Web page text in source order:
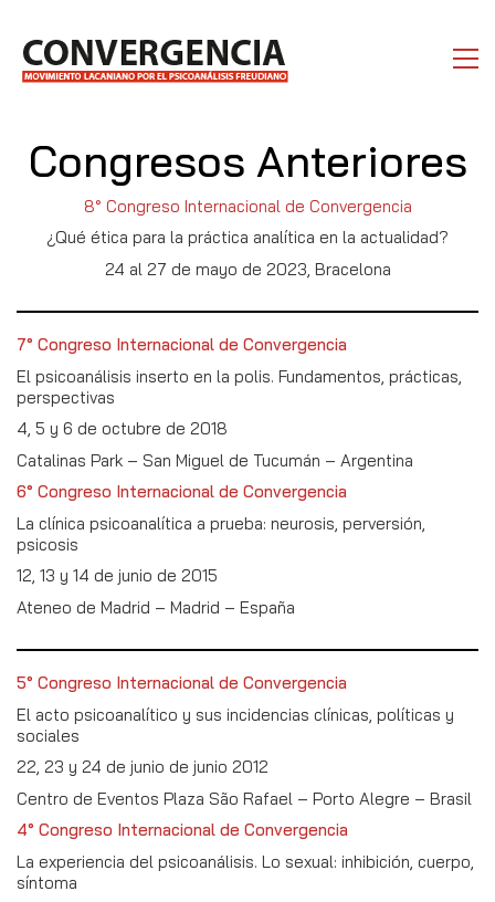
Congresos Anteriores
8° Congreso Internacional de Convergencia
¿Qué ética para la práctica analítica en la actualidad?
24 al 27 de mayo de 2023, Bracelona
7° Congreso Internacional de Convergencia
El psicoanálisis inserto en la polis. Fundamentos, prácticas,
perspectivas
4, 5 y 6 de octubre de 2018
Catalinas Park – San Miguel de Tucumán – Argentina
6° Congreso Internacional de Convergencia
La clínica psicoanalítica a prueba: neurosis, perversión,
psicosis
12, 13 y 14 de junio de 2015
Ateneo de Madrid – Madrid – España
5° Congreso Internacional de Convergencia
El acto psicoanalítico y sus incidencias clínicas, políticas y
sociales
22, 23 y 24 de junio de junio 2012
Centro de Eventos Plaza São Rafael – Porto Alegre – Brasil
4° Congreso Internacional de Convergencia
La experiencia del psicoanálisis. Lo sexual: inhibición, cuerpo,
síntoma